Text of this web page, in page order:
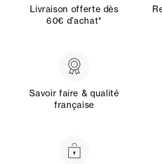
Livraison offerte dès
60€ d’achat*
Savoir faire & qualité
française